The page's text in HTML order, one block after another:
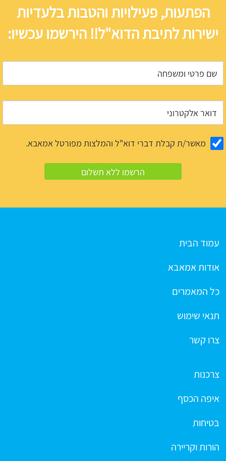
הפתעות, פעילויות והטבות בלעדיות
ישירות לתיבת הדוא"ל!! הירשמו עכשיו:
מאשר/ת קבלת דברי דוא"ל והמלצות מפורטל אמאבא.
עמוד הבית
אודות אמאבא
כל המאמרים
תנאי שימוש
צרו קשר
צרכנות
איפה הכסף
בטיחות
הורות וקריירה